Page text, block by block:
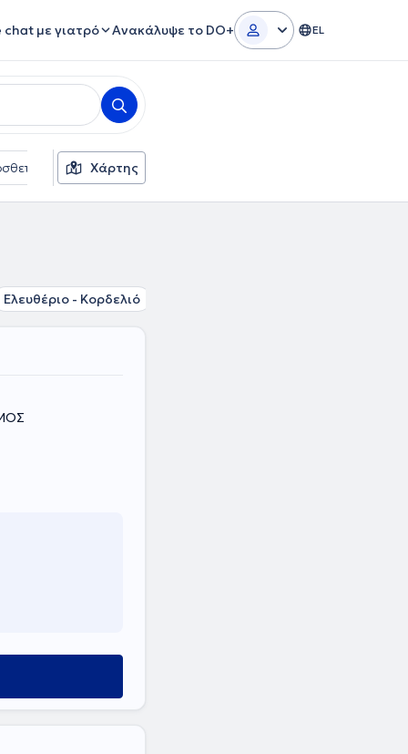
chat με γιατρό Ανακάλυψε το DO+ EL
φίλτρα Γλώσσες
Χάρτης
Ελευθέριο - Κορδελιό